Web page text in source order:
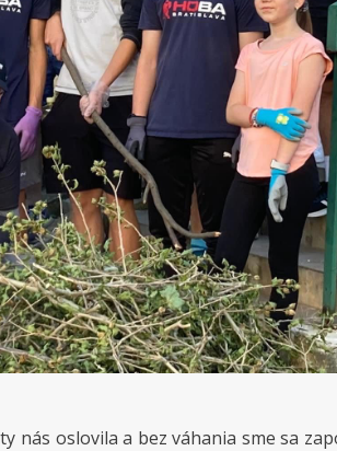
nás oslovila a bez váhania sme sa